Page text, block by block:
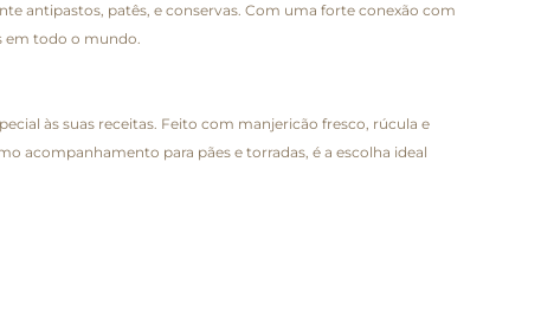
antipastos, patês, e conservas. Com uma forte conexão com
em todo o mundo.
às suas receitas. Feito com manjericão fresco, rúcula e
acompanhamento para pães e torradas, é a escolha ideal